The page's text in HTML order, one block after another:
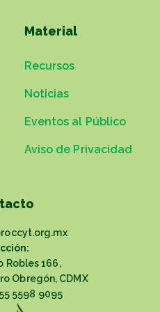
Material
Recursos
Noticias
Eventos al Público
Aviso de Privacidad
Robles 166,
Obregón, CDMX
55 5598 9095